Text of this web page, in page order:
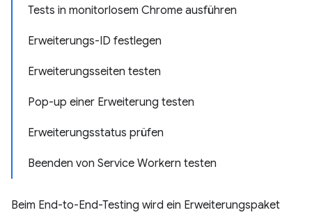
Tests in monitorlosem Chrome ausführen
Erweiterungs-ID festlegen
Erweiterungsseiten testen
Pop-up einer Erweiterung testen
Erweiterungsstatus prüfen
Beenden von Service Workern testen
Beim End-to-End-Testing wird ein Erweiterungspaket